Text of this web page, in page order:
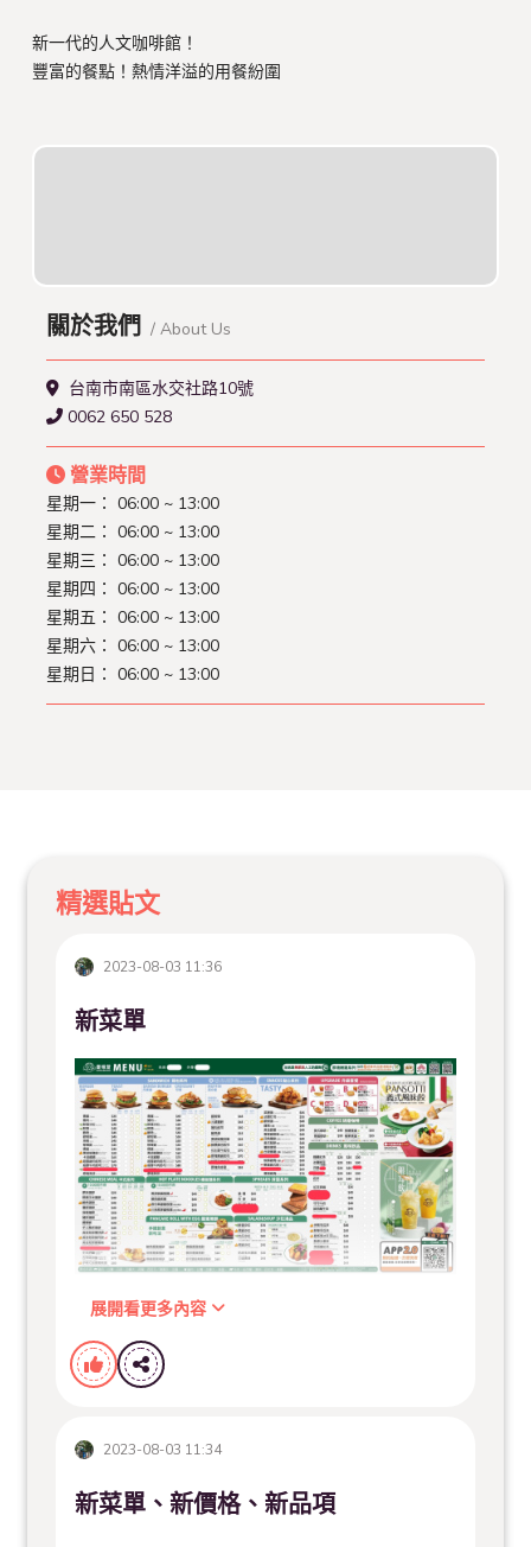
新一代的人文咖啡館！
豐富的餐點！熱情洋溢的用餐紛圍
關於我們 / About Us
台南市南區水交社路10號
0062 650 528
營業時間
星期一： 06:00 ~ 13:00
星期二： 06:00 ~ 13:00
星期三： 06:00 ~ 13:00
星期四： 06:00 ~ 13:00
星期五： 06:00 ~ 13:00
星期六： 06:00 ~ 13:00
星期日： 06:00 ~ 13:00
精選貼文
2023-08-03 11:36
新菜單
展開看更多內容
2023-08-03 11:34
新菜單、新價格、新品項